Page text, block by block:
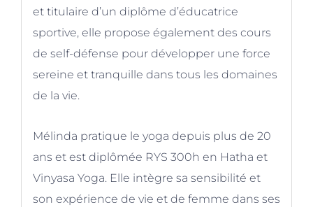
et titulaire d’un diplôme d’éducatrice
sportive, elle propose également des cours
de self-défense pour développer une force
sereine et tranquille dans tous les domaines
de la vie.
Mélinda pratique le yoga depuis plus de 20
ans et est diplômée RYS 300h en Hatha et
Vinyasa Yoga. Elle intègre sa sensibilité et
son expérience de vie et de femme dans ses